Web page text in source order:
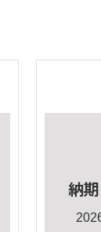
納